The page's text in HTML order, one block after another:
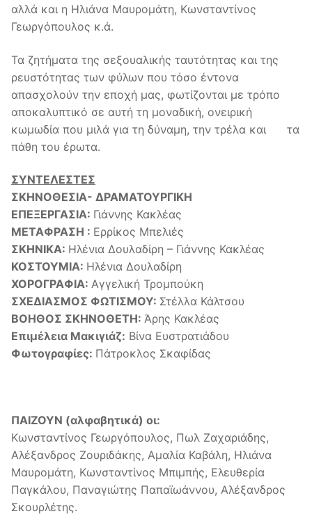
αλλά και η Ηλιάνα Μαυρομάτη, Κωνσταντίνος
Γεωργόπουλος κ.ά.
Τα ζητήματα της σεξουαλικής ταυτότητας και της
ρευστότητας των φύλων που τόσο έντονα
απασχολούν την εποχή μας, φωτίζονται με τρόπο
αποκαλυπτικό σε αυτή τη μοναδική, ονειρική
κωμωδία που μιλά για τη δύναμη, την τρέλα και τα
πάθη του έρωτα.
ΣΥΝΤΕΛΕΣΤΕΣ
ΣΚΗΝΟΘΕΣΙΑ- ΔΡΑΜΑΤΟΥΡΓΙΚΗ
ΕΠΕΞΕΡΓΑΣΙΑ: Γιάννης Κακλέας
ΜΕΤΑΦΡΑΣΗ : Ερρίκος Μπελιές
ΣΚΗΝΙΚΑ: Ηλένια Δουλαδίρη – Γιάννης Κακλέας
ΚΟΣΤΟΥΜΙΑ: Ηλένια Δουλαδίρη
ΧΟΡΟΓΡΑΦΙΑ: Αγγελική Τρομπούκη
ΣΧΕΔΙΑΣΜΟΣ ΦΩΤΙΣΜΟΥ: Στέλλα Κάλτσου
ΒΟΗΘΟΣ ΣΚΗΝΟΘΕΤΗ: Άρης Κακλέας
Επιμέλεια Μακιγιάζ: Βίνα Ευστρατιάδου
Φωτογραφίες: Πάτροκλος Σκαφίδας
ΠΑΙΖΟΥΝ (αλφαβητικά) οι:
Κωνσταντίνος Γεωργόπουλος, Πωλ Ζαχαριάδης,
Αλέξανδρος Ζουριδάκης, Αμαλία Καβάλη, Ηλιάνα
Μαυρομάτη, Κωνσταντίνος Μπιμπής, Ελευθερία
Παγκάλου, Παναγιώτης Παπαϊωάννου, Αλέξανδρος
Σκουρλέτης.